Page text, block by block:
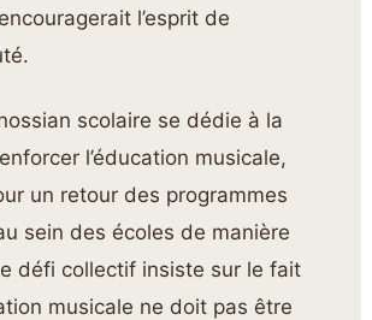
l’esprit de
scolaire se dédie à la
l’éducation musicale,
un retour des programmes
sein des écoles de manière
défi collectif insiste sur le fait
musicale ne doit pas être